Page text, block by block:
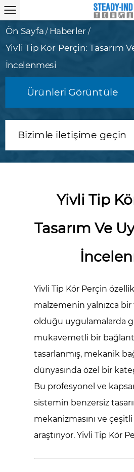
Ön Sayfa / Haberler /
Yivli Tip Kör Perçin: Tasarım
İncelenmesi
Ürünleri Görüntüle
Bizimle iletişime geçin
Yivli Tip
Tasarım Ve
Yivli Tip Kör Perçin
malzemenin yalnızca bir
olduğu uygulamalarda
mukavemetli bir
tasarlanmış, mekanik
dünyasında özel bir
Bu profesyonel ve
sistemin benzersiz
mekanizmasını ve
araştırıyor.Yivli Tip Kör